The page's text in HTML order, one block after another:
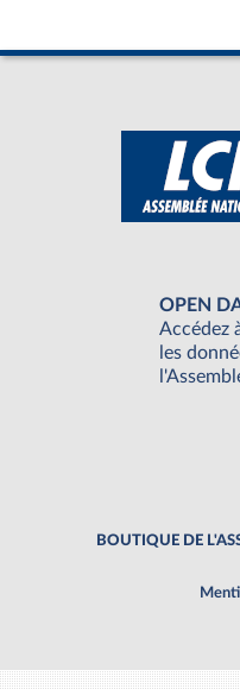
OPEN
Accédez
les
BOUTIQUE DE